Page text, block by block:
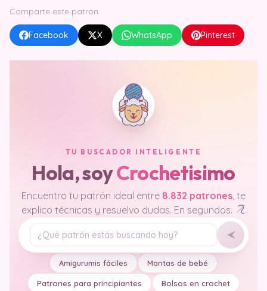
Comparte este patrón
Facebook X WhatsApp Pinterest
TU BUSCADOR INTELIGENTE
Hola, soyCrochetisimo
Encuentro tu patrón ideal entre 8.832 patrones , te
explico técnicas y resuelvo dudas. En segundos.
Tu pregunta
Amigurumis fáciles Mantas de bebé
Patrones para principiantes Bolsos en crochet